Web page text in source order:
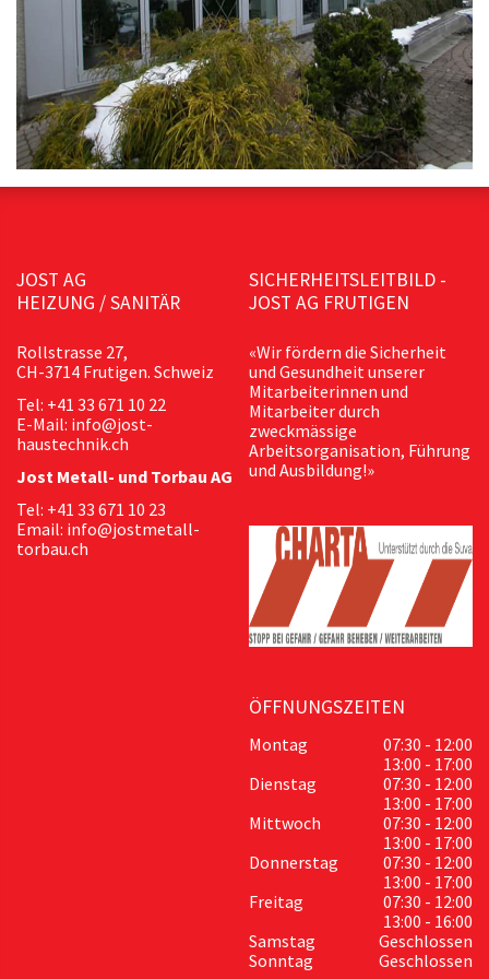
JOST AG
HEIZUNG / SANITÄR
Rollstrasse 27,
CH-3714 Frutigen. Schweiz
Tel: +41 33 671 10 22
E-Mail: info@jost-
haustechnik.ch
Jost Metall- und Torbau AG
Tel: +41 33 671 10 23
Email: info@jostmetall-
torbau.ch
SICHERHEITSLEITBILD -
JOST AG FRUTIGEN
«Wir fördern die Sicherheit
und Gesundheit unserer
Mitarbeiterinnen und
Mitarbeiter durch
zweckmässige
Arbeitsorganisation, Führung
und Ausbildung!»
ÖFFNUNGSZEITEN
Montag
07:30 - 12:00
13:00 - 17:00
Dienstag
07:30 - 12:00
13:00 - 17:00
Mittwoch
07:30 - 12:00
13:00 - 17:00
Donnerstag
07:30 - 12:00
13:00 - 17:00
Freitag
07:30 - 12:00
13:00 - 16:00
Samstag
Geschlossen
Sonntag
Geschlossen